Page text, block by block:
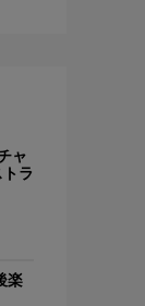
ャ
ラ
楽